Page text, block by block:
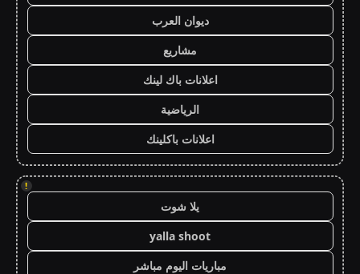
ديوان العرب
مشاريع
اعلانات باك لينك
الرياضية
اعلانات باكلينك
!
يلا شوت
yalla shoot
مباريات اليوم مباشر